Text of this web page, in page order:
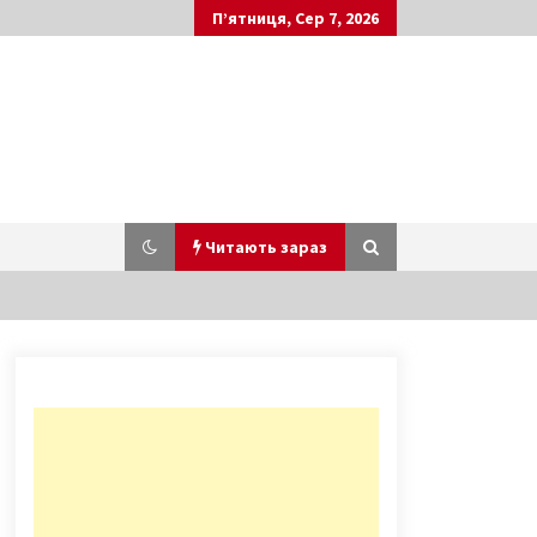
П’ятниця, Сер 7, 2026
Читають зараз